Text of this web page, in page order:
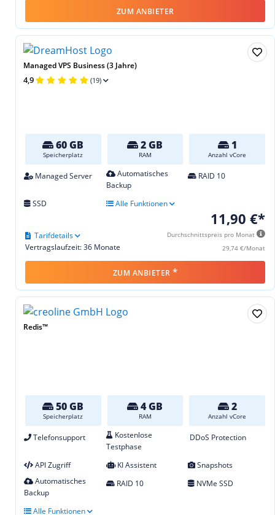
ZUM ANBIETER
Managed VPS Business (3 Jahre)
4,9 (19)
60 GB
Speicherplatz
2 GB
RAM
1
Anzahl vCore
Managed Server
Automatisches
Backup
RAID 10
SSD Alle Funktionen
11,90 €*
Durchschnittspreis pro Monat
29,74 €/Monat
Vertragslaufzeit: 36 Monate
Tarifdetails
ZUM ANBIETER *
Redis™
50 GB
Speicherplatz
4 GB
RAM
2
Anzahl vCore
Telefonsupport
Kostenlose
Testphase
DDoS Protection
API Zugriff KI Assistent
Snapshots
Automatisches
Backup
RAID 10 NVMe SSD
Alle Funktionen